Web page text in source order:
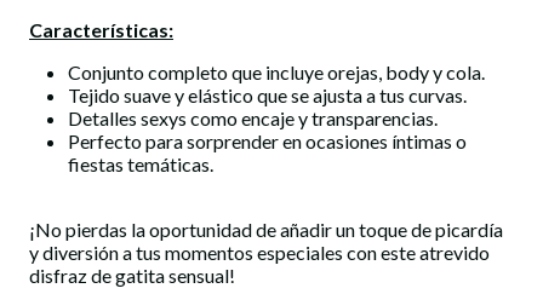
Características:
Conjunto completo que incluye orejas, body y cola.
Tejido suave y elástico que se ajusta a tus curvas.
Detalles sexys como encaje y transparencias.
Perfecto para sorprender en ocasiones íntimas o
fiestas temáticas.
¡No pierdas la oportunidad de añadir un toque de picardía
y diversión a tus momentos especiales con este atrevido
disfraz de gatita sensual!